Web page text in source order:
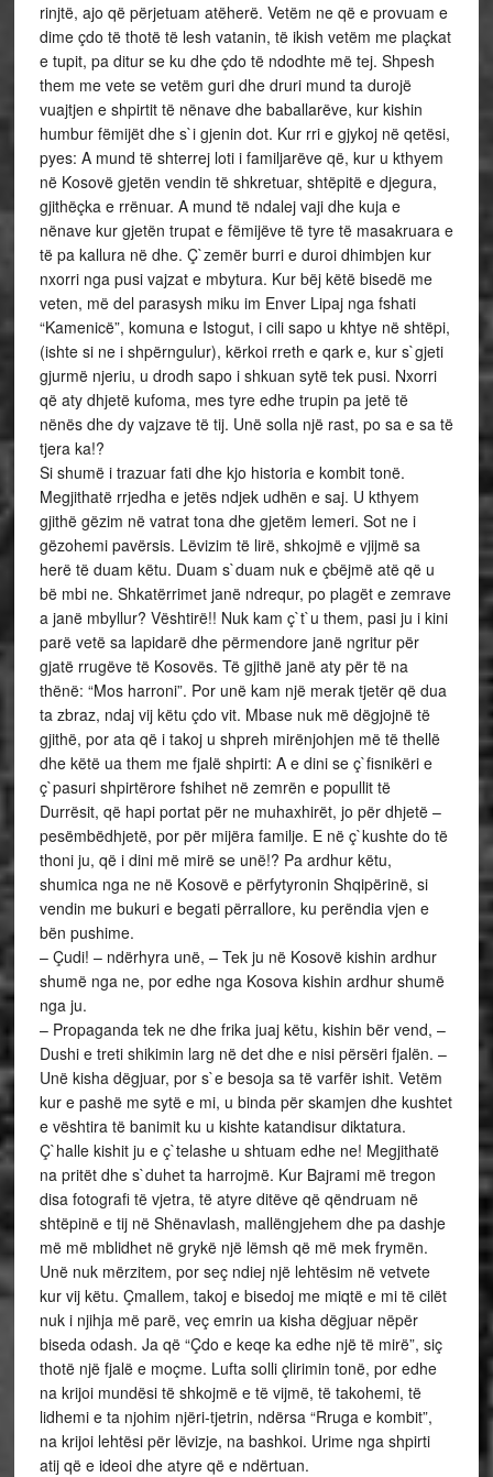
rinjtë, ajo që përjetuam atëherë. Vetëm ne që e provuam e
dime çdo të thotë të lesh vatanin, të ikish vetëm me plaçkat
e tupit, pa ditur se ku dhe çdo të ndodhte më tej. Shpesh
them me vete se vetëm guri dhe druri mund ta durojë
vuajtjen e shpirtit të nënave dhe baballarëve, kur kishin
humbur fëmijët dhe s`i gjenin dot. Kur rri e gjykoj në qetësi,
pyes: A mund të shterrej loti i familjarëve që, kur u kthyem
në Kosovë gjetën vendin të shkretuar, shtëpitë e djegura,
gjithëçka e rrënuar. A mund të ndalej vaji dhe kuja e
nënave kur gjetën trupat e fëmijëve të tyre të masakruara e
të pa kallura në dhe. Ç`zemër burri e duroi dhimbjen kur
nxorri nga pusi vajzat e mbytura. Kur bëj këtë bisedë me
veten, më del parasysh miku im Enver Lipaj nga fshati
“Kamenicë”, komuna e Istogut, i cili sapo u khtye në shtëpi,
(ishte si ne i shpërngulur), kërkoi rreth e qark e, kur s`gjeti
gjurmë njeriu, u drodh sapo i shkuan sytë tek pusi. Nxorri
që aty dhjetë kufoma, mes tyre edhe trupin pa jetë të
nënës dhe dy vajzave të tij. Unë solla një rast, po sa e sa të
tjera ka!?
Si shumë i trazuar fati dhe kjo historia e kombit tonë.
Megjithatë rrjedha e jetës ndjek udhën e saj. U kthyem
gjithë gëzim në vatrat tona dhe gjetëm lemeri. Sot ne i
gëzohemi pavërsis. Lëvizim të lirë, shkojmë e vjijmë sa
herë të duam këtu. Duam s`duam nuk e çbëjmë atë që u
bë mbi ne. Shkatërrimet janë ndrequr, po plagët e zemrave
a janë mbyllur? Vështirë!! Nuk kam ç`t`u them, pasi ju i kini
parë vetë sa lapidarë dhe përmendore janë ngritur për
gjatë rrugëve të Kosovës. Të gjithë janë aty për të na
thënë: “Mos harroni”. Por unë kam një merak tjetër që dua
ta zbraz, ndaj vij këtu çdo vit. Mbase nuk më dëgjojnë të
gjithë, por ata që i takoj u shpreh mirënjohjen më të thellë
dhe këtë ua them me fjalë shpirti: A e dini se ç`fisnikëri e
ç`pasuri shpirtërore fshihet në zemrën e popullit të
Durrësit, që hapi portat për ne muhaxhirët, jo për dhjetë –
pesëmbëdhjetë, por për mijëra familje. E në ç`kushte do të
thoni ju, që i dini më mirë se unë!? Pa ardhur këtu,
shumica nga ne në Kosovë e përfytyronin Shqipërinë, si
vendin me bukuri e begati përrallore, ku perëndia vjen e
bën pushime.
– Çudi! – ndërhyra unë, – Tek ju në Kosovë kishin ardhur
shumë nga ne, por edhe nga Kosova kishin ardhur shumë
nga ju.
– Propaganda tek ne dhe frika juaj këtu, kishin bër vend, –
Dushi e treti shikimin larg në det dhe e nisi përsëri fjalën. –
Unë kisha dëgjuar, por s`e besoja sa të varfër ishit. Vetëm
kur e pashë me sytë e mi, u binda për skamjen dhe kushtet
e vështira të banimit ku u kishte katandisur diktatura.
Ç`halle kishit ju e ç`telashe u shtuam edhe ne! Megjithatë
na pritët dhe s`duhet ta harrojmë. Kur Bajrami më tregon
disa fotografi të vjetra, të atyre ditëve që qëndruam në
shtëpinë e tij në Shënavlash, mallëngjehem dhe pa dashje
më më mblidhet në grykë një lëmsh që më mek frymën.
Unë nuk mërzitem, por seç ndiej një lehtësim në vetvete
kur vij këtu. Çmallem, takoj e bisedoj me miqtë e mi të cilët
nuk i njihja më parë, veç emrin ua kisha dëgjuar nëpër
biseda odash. Ja që “Çdo e keqe ka edhe një të mirë”, siç
thotë një fjalë e moçme. Lufta solli çlirimin tonë, por edhe
na krijoi mundësi të shkojmë e të vijmë, të takohemi, të
lidhemi e ta njohim njëri-tjetrin, ndërsa “Rruga e kombit”,
na krijoi lehtësi për lëvizje, na bashkoi. Urime nga shpirti
atij që e ideoi dhe atyre që e ndërtuan.